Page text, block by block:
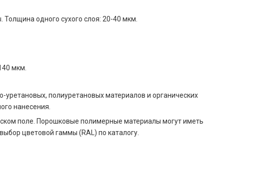
одного сухого слоя: 20-40 мкм.
мкм.
полиуретановых материалов и органических
нанесения.
поле. Порошковые полимерные материалы могут иметь
цветовой гаммы (RAL) по каталогу.